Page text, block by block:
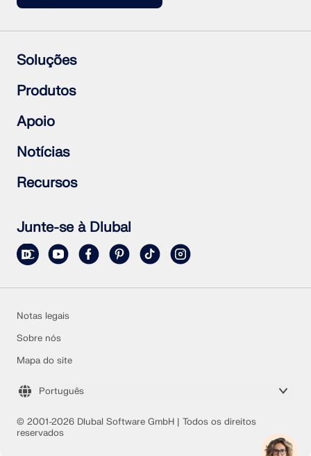
Soluções
Estruturas de betão armado
Estruturas de aço
Estruturas de madeira
Ligações de aço
Produtos
RFEM 6
RSTAB 9
RSECTION 1
RWIND 3
Apoio
Perguntas mais frequentes (FAQ)
Fazer uma pergunta
Mapas de sobrecarga de neve, velocidade do vento e
carga sísmica
Notícias
Subscrever a newsletter
Notícias atuais
Formações online
Recursos
Enviar projeto
Projetos de clientes
Manuais online
Junte-se à Dlubal
© 2001-2026 Dlubal Software GmbH | Todos os direitos
reservados
Notas legais
Sobre nós
Mapa do site
Português